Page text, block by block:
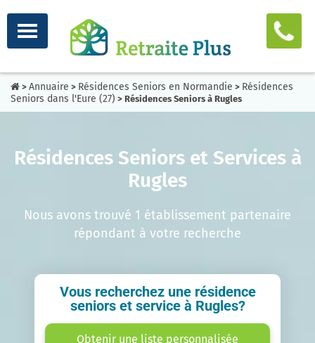
> Annuaire > Résidences Seniors en Normandie > Résidences
Seniors dans l'Eure (27) > Résidences Seniors à Rugles
Résidences Seniors et Services à
Rugles
Nous avons trouvé 1 établissement partenaire
répondant à votre recherche
Vous recherchez une résidence
seniors et service à Rugles?
Obtenir une liste personnalisée